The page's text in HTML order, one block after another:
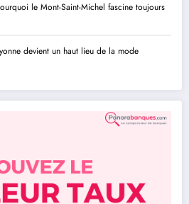
le Mont-Saint-Michel fascine toujours
devient un haut lieu de la mode